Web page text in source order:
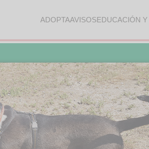
ADOPTAAVISOSEDUCACIÓN